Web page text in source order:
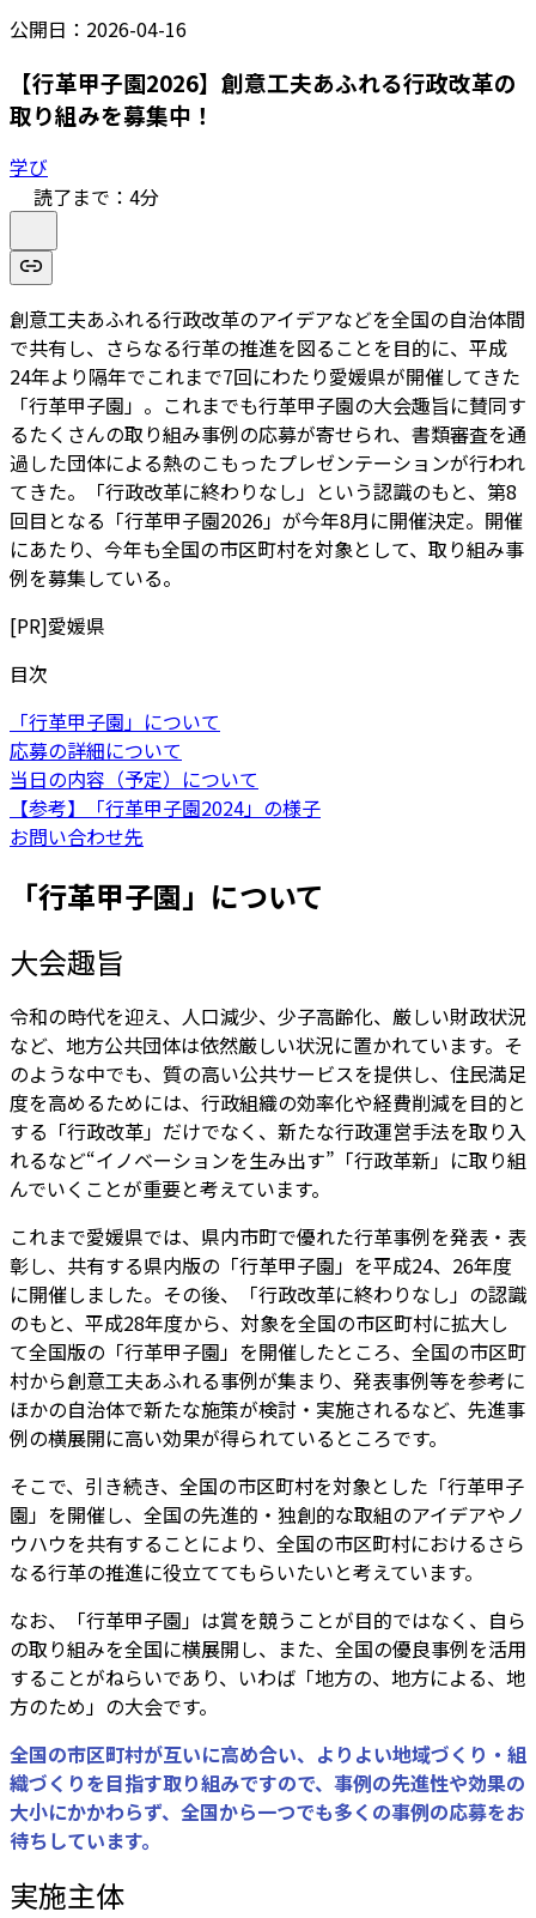
公開日： 2026-04-16
【行革甲子園2026】創意工夫あふれる行政改革の
取り組みを募集中！
学び
読了まで： 4分
創意工夫あふれる行政改革のアイデアなどを全国の自治体間
で共有し、さらなる行革の推進を図ることを目的に、平成
24年より隔年でこれまで7回にわたり愛媛県が開催してきた
「行革甲子園」。これまでも行革甲子園の大会趣旨に賛同す
るたくさんの取り組み事例の応募が寄せられ、書類審査を通
過した団体による熱のこもったプレゼンテーションが行われ
てきた。「行政改革に終わりなし」という認識のもと、 第8
回目となる「行革甲子園2026」が今年8月に開催決定。開催
にあたり、今年も全国の市区町村を対象として、取り組み事
例を募集している。
[PR]愛媛県
目次
「行革甲子園」について
応募の詳細について
当日の内容（予定）について
【参考】「行革甲子園2024」の様子
お問い合わせ先
「行革甲子園」について
大会趣旨
令和の時代を迎え、人口減少、少子高齢化、厳しい財政状況
など、地方公共団体は依然厳しい状況に置かれています。そ
のような中でも、質の高い公共サービスを提供し、住民満足
度を高めるためには、行政組織の効率化や経費削減を目的と
する「行政改革」だけでなく、新たな行政運営手法を取り入
れるなど“イノベーションを生み出す”「行政革新」 に取り組
んでいくことが重要と考えています。
これまで愛媛県では、県内市町で優れた行革事例を発表・表
彰し、共有する県内版の「行革甲子園」を平成24、26年度
に開催しました。その後、「行政改革に終わりなし」の認識
のもと、平成28年度から、対象を全国の市区町村に拡大し
て全国版の「行革甲子園」を開催したところ、全国の市区町
村から創意工夫あふれる事例が集まり、 発表事例等を参考に
ほかの自治体で新たな施策が検討・実施されるなど、先進事
例の横展開に高い効果が得られているところです。
そこで、引き続き、全国の市区町村を対象とした「行革甲子
園」を開催し、 全国の先進的・独創的な取組のアイデアやノ
ウハウを共有することにより、全国の市区町村におけるさら
なる行革の推進に役立ててもらいたいと考えています。
なお、「行革甲子園」 は賞を競うことが目的ではなく、自ら
の取り組みを全国に横展開し、また、 全国の優良事例を活用
することがねらいであり、いわば「地方の、地方による、地
方のため」の大会です。
全国の市区町村が互いに高め合い、よりよい地域づくり・組
織づくりを目指す取り組みですので、事例の先進性や効果の
大小にかかわらず、全国から一つでも多くの事例の応募をお
待ちしています。
実施主体